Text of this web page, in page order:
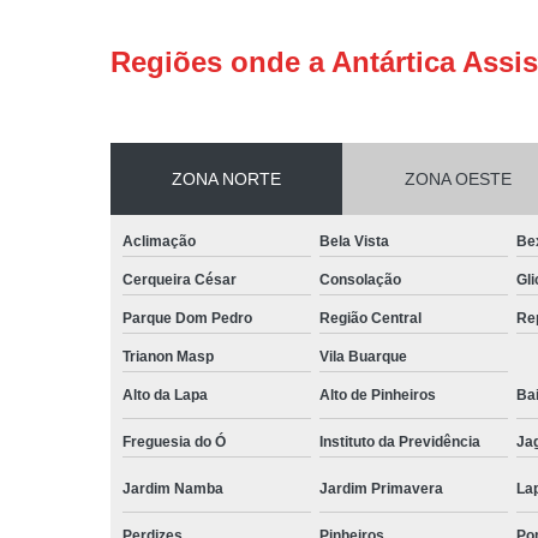
Regiões onde a Antártica
ZONA NORTE ZONA OESTE
Aclimação Bela Vista
Cerqueira César Consolação
Parque Dom Pedro Região Central
Trianon Masp Vila Buarque
Alto da Lapa Alto de Pinheiros
Freguesia do Ó Instituto da Previdência
Jardim Namba Jardim Primavera